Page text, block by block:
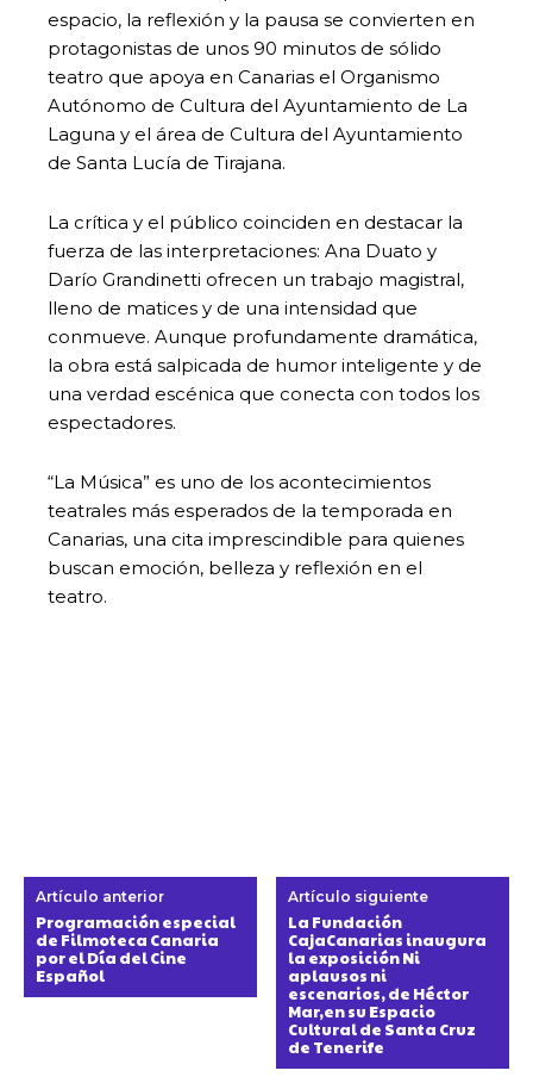
espacio, la reflexión y la pausa se convierten en
protagonistas de unos 90 minutos de sólido
teatro que apoya en Canarias el Organismo
Autónomo de Cultura del Ayuntamiento de La
Laguna y el área de Cultura del Ayuntamiento
de Santa Lucía de Tirajana.
La crítica y el público coinciden en destacar la
fuerza de las interpretaciones: Ana Duato y
Darío Grandinetti ofrecen un trabajo magistral,
lleno de matices y de una intensidad que
conmueve. Aunque profundamente dramática,
la obra está salpicada de humor inteligente y de
una verdad escénica que conecta con todos los
espectadores.
“La Música” es uno de los acontecimientos
teatrales más esperados de la temporada en
Canarias, una cita imprescindible para quienes
buscan emoción, belleza y reflexión en el
teatro.
Artículo anterior
Programación especial
de Filmoteca Canaria
por el Día del Cine
Español
Artículo siguiente
La Fundación
CajaCanarias inaugura
la exposición Ni
aplausos ni
escenarios, de Héctor
Mar,en su Espacio
Cultural de Santa Cruz
de Tenerife